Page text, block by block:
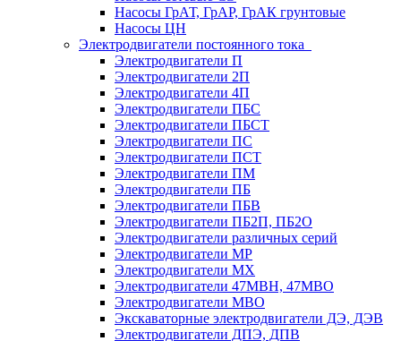
Насосы ГрАТ, ГрАР, ГрАК грунтовые
Насосы ЦН
Электродвигатели постоянного тока
Электродвигатели П
Электродвигатели 2П
Электродвигатели 4П
Электродвигатели ПБС
Электродвигатели ПБСТ
Электродвигатели ПС
Электродвигатели ПСТ
Электродвигатели ПМ
Электродвигатели ПБ
Электродвигатели ПБВ
Электродвигатели ПБ2П, ПБ2О
Электродвигатели различных серий
Электродвигатели МР
Электродвигатели MX
Электродвигатели 47MBH, 47МВО
Электродвигатели MBO
Экскаваторные электродвигатели ДЭ, ДЭВ
Электродвигатели ДПЭ, ДПВ